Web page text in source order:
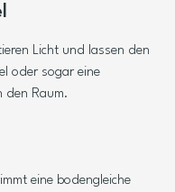
Licht und lassen den
oder sogar eine
den Raum.
eine bodengleiche